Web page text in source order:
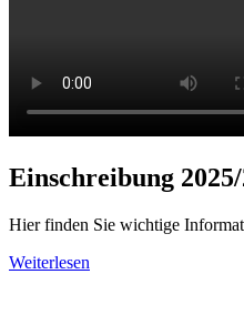
Einschreibung
Hier finden Sie wichtige
Weiterlesen